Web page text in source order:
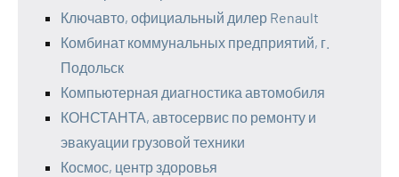
Ключавто, официальный дилер Renault
Комбинат коммунальных предприятий, г.
Подольск
Компьютерная диагностика автомобиля
КОНСТАНТА, автосервис по ремонту и
эвакуации грузовой техники
Космос, центр здоровья